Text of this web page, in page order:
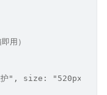
用）
", size: "520px" },